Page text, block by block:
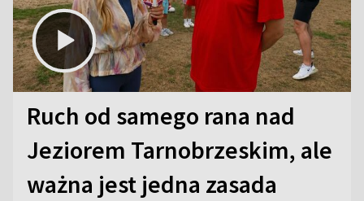
Ruch od samego rana nad
Jeziorem Tarnobrzeskim, ale
ważna jest jedna zasada